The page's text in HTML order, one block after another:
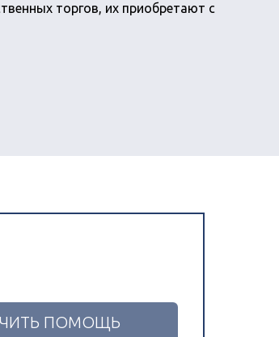
торгов, их приобретают с